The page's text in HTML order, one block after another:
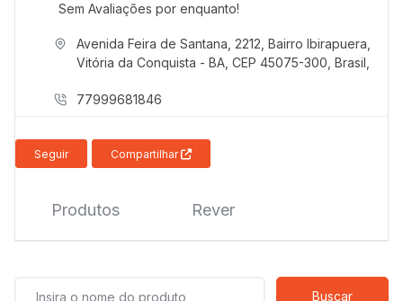
para
quem
mais
precisa!
Avenida Feira de Santana, 2212, Bairro Ibirapuera,
Vitória da Conquista - BA, CEP 45075-300, Brasil,
77999681846
Sem Avaliações por enquanto!
Compartilhar
Seguir
Produtos Rever